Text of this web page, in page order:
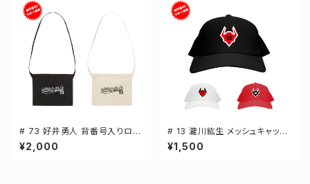
# 73 好井勇人 背番号入りロゴ
キャンバスサコッシュ 選手還元
2カラー 001461
¥2,000
# 13 瀧川紘生 メッシュキャップ
選手還元 3カラー 000700
¥1,500